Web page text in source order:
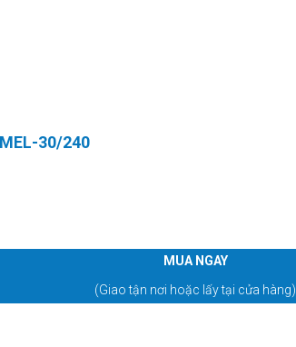
30/240
₫.
hiện tại là: 325.700 ₫.
MUA NGAY
(Giao tận nơi hoặc lấy tại cửa hàng)